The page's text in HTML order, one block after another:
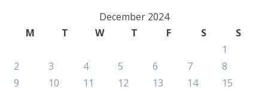
December 2024
M
T W T F S
S
1
2
3 4 5 6 7
8
9
10 11 12 13 14
15